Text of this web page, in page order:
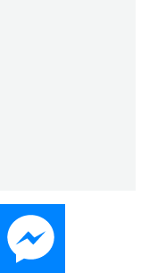
WhatsApp